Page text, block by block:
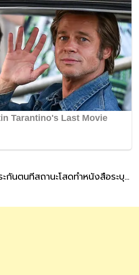
ประกันสังคม แนะผู้ประกันตนที่สถานะโสดทำหนังสือระบุผู้รับเงินสงเคราะห์ กรณีตายล่วงหน้า